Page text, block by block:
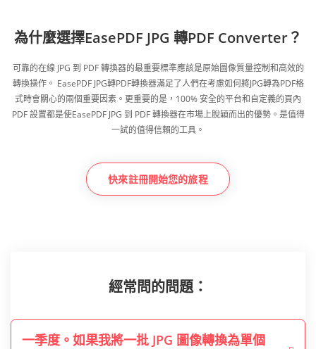
為什麼選擇EasePDF JPG 轉PDF Converter？
可靠的在線 JPG 到 PDF 轉換器的最重要標準應該是原始圖像質量控制和高效的
轉換操作。 EasePDF JPG轉PDF轉換器滿足了人們在考慮如何將JPG轉為PDF格
式時會關心的兩個重要因素。更重要的是，100% 安全的平台和自定義的頁內
PDF 設置都是使EasePDF JPG 到 PDF 轉換器在市場上脫穎而出的優勢。是值得
一試的值得信賴的工具。
快來註冊開始您的旅程
經常問的問題：
一季度。如果我將一批 JPG 圖像轉換為單個